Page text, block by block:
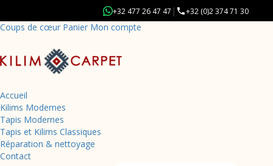
+32 477 26 47 47 | +32 (0)2 374 71 30
Coups de cœur Panier Mon compte
Accueil
Kilims Modernes
Tapis Modernes
Tapis et Kilims Classiques
Réparation & nettoyage
Contact
Retour à la boutique
Accueil Produits